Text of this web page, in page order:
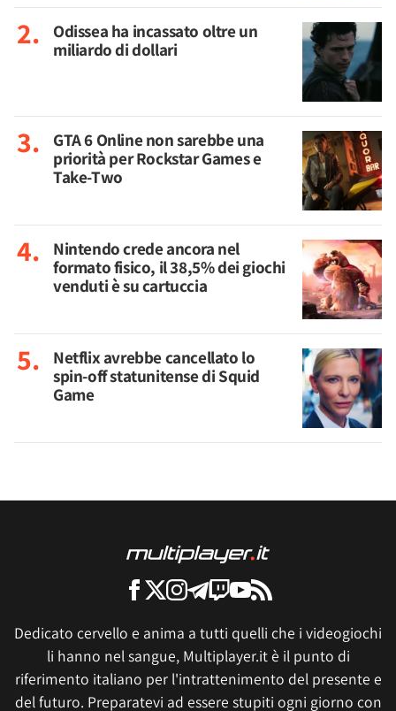
Odissea ha incassato oltre un
miliardo di dollari
GTA 6 Online non sarebbe una
priorità per Rockstar Games e
Take-Two
Nintendo crede ancora nel
formato fisico, il 38,5% dei giochi
venduti è su cartuccia
Netflix avrebbe cancellato lo
spin-off statunitense di Squid
Game
Dedicato cervello e anima a tutti quelli che i videogiochi
li hanno nel sangue, Multiplayer.it è il punto di
riferimento italiano per l'intrattenimento del presente e
del futuro. Preparatevi ad essere stupiti ogni giorno con